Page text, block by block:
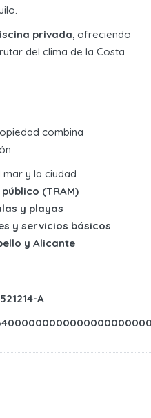
privada, ofreciendo
del clima de la Costa
combina
y la ciudad
(TRAM)
y playas
y servicios básicos
y Alicante
A